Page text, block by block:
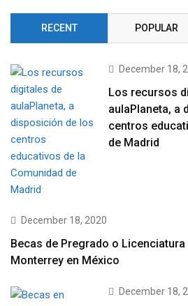
RECENT POPULAR
December 18,
Los recursos
aulaPlaneta, a
centros
de Madrid
December 18, 2020
Becas de Pregrado o
Monterrey en México
December 18,